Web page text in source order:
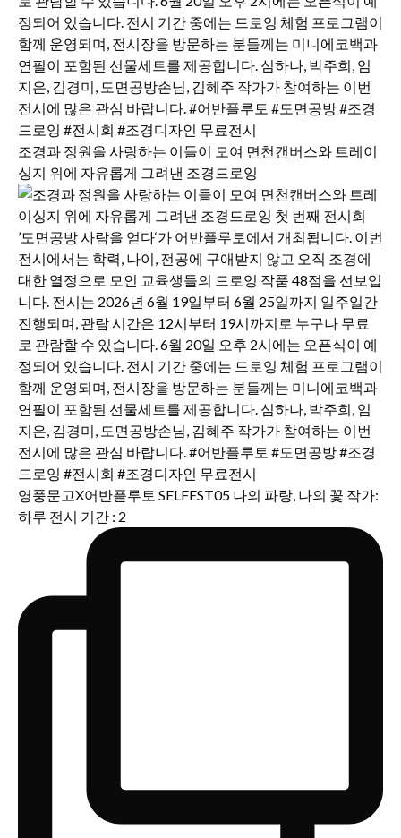
조경과 정원을 사랑하는 이들이 모여 면천캔버스와 트레이
싱지 위에 자유롭게 그려낸 조경드로잉
영풍문고X어반플루토 SELFEST05 나의 파랑, 나의 꽃 작가:
하루 전시 기간 : 2